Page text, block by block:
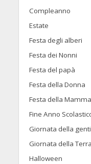
Compleanno
Estate
Festa degli alberi
Festa dei Nonni
Festa del papà
Festa della Donna
Festa della Mamma
Fine Anno
Giornata della
Giornata della Terra
Halloween